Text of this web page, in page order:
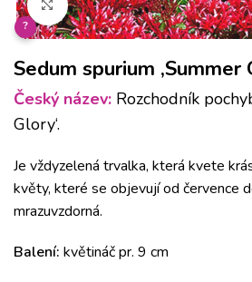
Klikněte pro zvětšení
?
Sedum spurium ‚Summer
Český název: Rozchodník
Glory‘.
Je vždyzelená trvalka, která kvete
květy, které se objevují od července
mrazuvzdorná.
Balení: květináč pr. 9 cm